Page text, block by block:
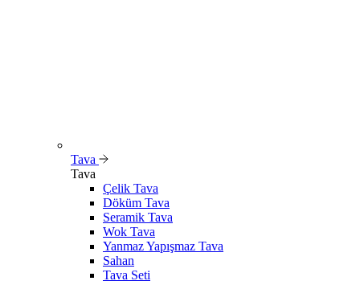
Tava
Tava
Çelik Tava
Döküm Tava
Seramik Tava
Wok Tava
Yanmaz Yapışmaz Tava
Sahan
Tava Seti